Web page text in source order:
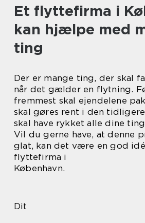
Et flyttefirma i
kan hjælpe med
ting
Der er mange ting, der skal
når det gælder en flytning.
fremmest skal ejendelene
skal gøres rent i den
skal have rykket alle dine
Vil du gerne have, at denne
glat, kan det være en god
flyttefirma i
København.
Dit